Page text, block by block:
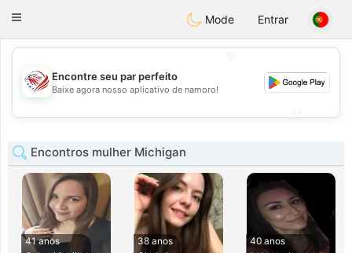
Dating
Toggle
Mode Entrar
💖
💕
Encontre seu par perfeito
Baixe agora nosso aplicativo de namoro!
Encontros mulher Michigan
41 anos
38 anos
40 anos